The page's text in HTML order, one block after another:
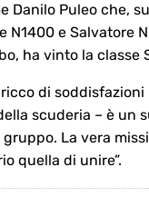
Danilo Puleo che,
N1400 e Salvatore
ha vinto la classe
di soddisfazioni
scuderia – è un
La vera
quella di unire”.